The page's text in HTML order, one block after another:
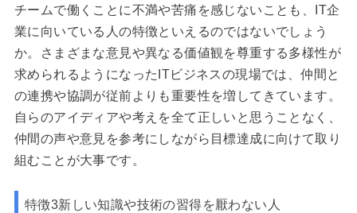
チームで働くことに不満や苦痛を感じないことも、IT企
業に向いている人の特徴といえるのではないでしょう
か。さまざまな意見や異なる価値観を尊重する多様性が
求められるようになったITビジネスの現場では、仲間と
の連携や協調が従前よりも重要性を増してきています。
自らのアイディアや考えを全て正しいと思うことなく、
仲間の声や意見を参考にしながら目標達成に向けて取り
組むことが大事です。
特徴3新しい知識や技術の習得を厭わない人